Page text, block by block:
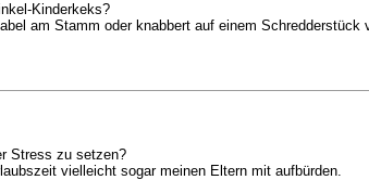
Kinderkeks?
am Stamm oder knabbert auf einem
Stress zu setzen?
vielleicht sogar meinen Eltern mit aufbürden.